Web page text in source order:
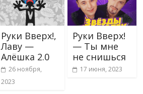
Руки Вверх!,
Лаву —
Алёшка 2.0
26 ноября,
2023
Руки Вверх!
— Ты мне
не снишься
17 июня, 2023